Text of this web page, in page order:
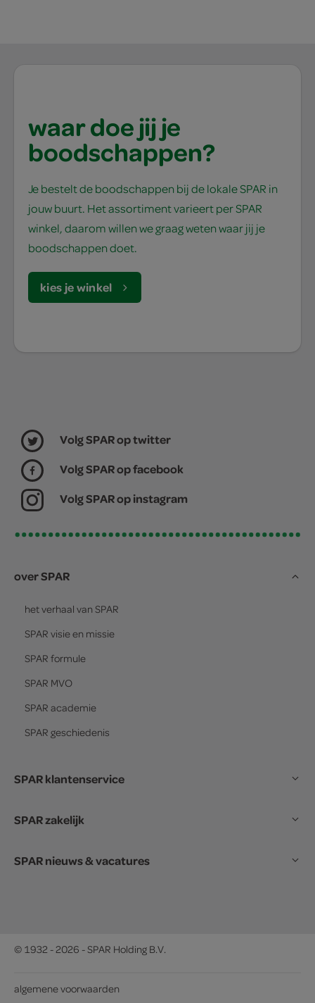
waar doe jij je
boodschappen?
Je bestelt de boodschappen bij de lokale SPAR in
jouw buurt. Het assortiment varieert per SPAR
winkel, daarom willen we graag weten waar jij je
boodschappen doet.
kies je winkel
Volg SPAR op twitter
Volg SPAR op facebook
Volg SPAR op instagram
over SPAR
het verhaal van SPAR
SPAR visie en missie
SPAR formule
SPAR MVO
SPAR academie
SPAR geschiedenis
SPAR klantenservice
SPAR zakelijk
SPAR nieuws & vacatures
© 1932 - 2026 - SPAR Holding B.V.
algemene voorwaarden